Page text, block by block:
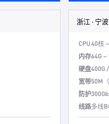
浙江 · 宁
CPU40核
内存64G ~
硬盘400G
宽带50M
防护
线路多线